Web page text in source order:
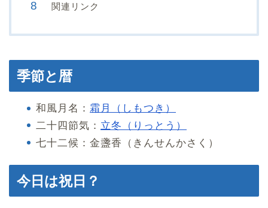
関連リンク
季節と暦
和風月名： 霜月（しもつき）
二十四節気： 立冬（りっとう）
七十二候：金盞香（きんせんかさく）
今日は祝日？